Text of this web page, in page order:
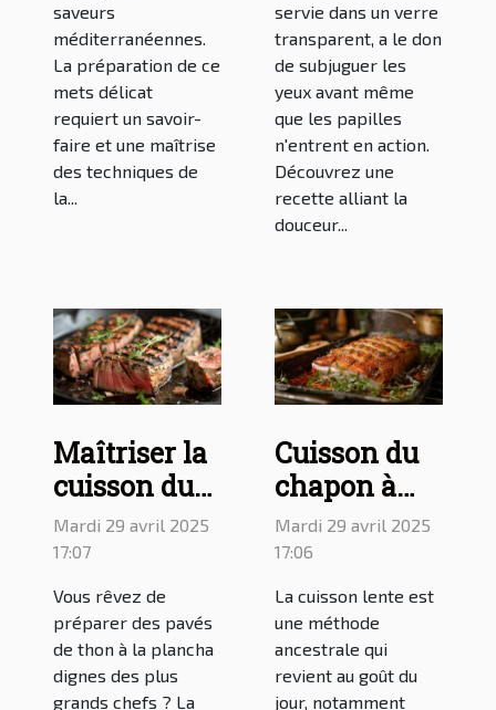
saveurs
méditerranéennes.
La préparation de ce
mets délicat
requiert un savoir-
faire et une maîtrise
des techniques de
la...
servie dans un verre
transparent, a le don
de subjuguer les
yeux avant même
que les papilles
n'entrent en action.
Découvrez une
recette alliant la
douceur...
Maîtriser la
cuisson du
thon à la
plancha :
guide pour
des pavés de
thon
parfaits
Mardi 29 avril 2025
17:07
Vous rêvez de
préparer des pavés
de thon à la plancha
dignes des plus
grands chefs ? La
Cuisson du
chapon à
basse
température
: astuces
pour une
préparation
lente au four
Mardi 29 avril 2025
17:06
La cuisson lente est
une méthode
ancestrale qui
revient au goût du
jour, notamment